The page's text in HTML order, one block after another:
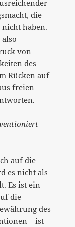
die
haben.
von
des
Rücken auf
freien
auf die
es nicht als
Es ist ein
die
des
– ist